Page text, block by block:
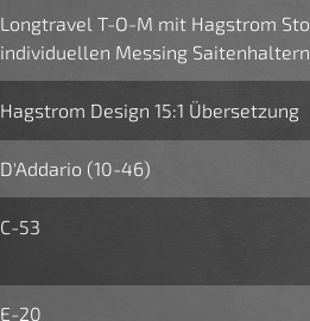
Longtravel T-O-M mit Hagstrom
individuellen Messing Saitenhaltern
Hagstrom Design 15:1 Übersetzung
D'Addario (10-46)
C-53
E-20